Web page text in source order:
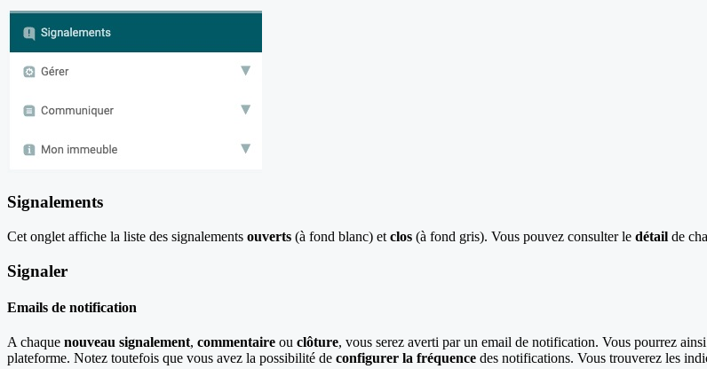
Signalements
Cet onglet affiche la liste des signalements ouverts (à fond blanc) et clos (à fond gris). Vous pouvez consulter le détail de
Signaler
Emails de notification
A chaque nouveau signalement, commentaire ou clôture, vous serez averti par un email de notification. Vous pourrez
plateforme. Notez toutefois que vous avez la possibilité de configurer la fréquence des notifications. Vous trouverez les